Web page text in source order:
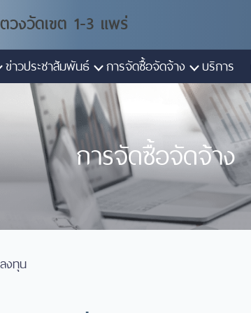
วงวัดเขต 1-3 แพร่
ข่าวประชาสัมพันธ์ การจัดซื้อจัดจ้าง บริการ
การจัดซื้อจัดจ้าง
งทุน